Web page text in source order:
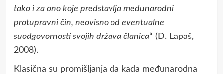
tako i za ono koje predstavlja međunarodni
protupravni čin, neovisno od eventualne
suodgovornosti svojih država članica“ (D. Lapaš,
2008).
Klasična su promišljanja da kada međunarodna